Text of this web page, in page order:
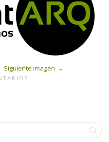
Siguiente imagen